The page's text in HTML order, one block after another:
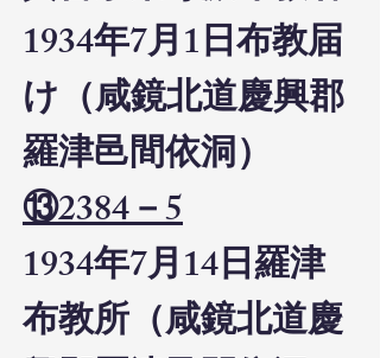
1934年7月1日布教届
け（咸鏡北道慶興郡
羅津邑間依洞）
⑬2384－5
1934年7月14日羅津
布教所（咸鏡北道慶